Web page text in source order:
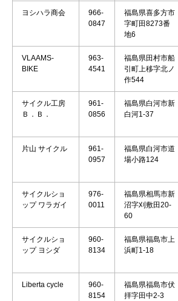
ヨシハラ商会
966-
0847
福島県喜多方市
字町田8273番
地6
VLAAMS-
BIKE
963-
4541
福島県田村市船
引町上移字北ノ
作544
サイクル工房
Ｂ．Ｂ．
961-
0856
福島県白河市新
白河1-37
片山 サイクル
961-
0957
福島県白河市道
場小路124
サイクルショ
ップ ワラガイ
976-
0011
福島県相馬市新
沼字刈敷田20-
60
サイクルショ
ップ ヨシダ
960-
8134
福島県福島市上
浜町1-18
Liberta cycle
960-
8154
福島県福島市伏
拝字田中2-3